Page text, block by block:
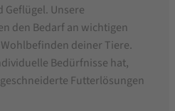
Geflügel. Unsere
den Bedarf an wichtigen
deiner Tiere.
Bedürfnisse hat,
Futterlösungen